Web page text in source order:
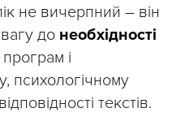
не вичерпний – він
до необхідності
програм і
психологічному
текстів.